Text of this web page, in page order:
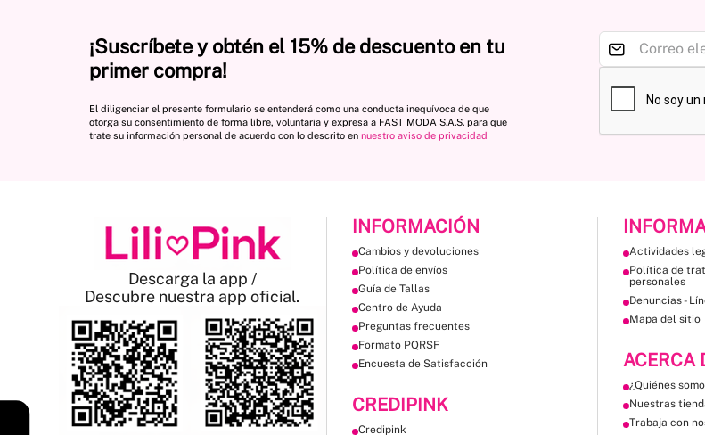
¡Suscríbete y obtén el 15% de descuento en tu
primer compra!
El diligenciar el presente formulario se entenderá como una conducta inequívoca de que
otorga su consentimiento de forma libre, voluntaria y expresa a FAST MODA S.A.S. para que
trate su información personal de acuerdo con lo descrito en nuestro aviso de privacidad
Descarga la app /
Descubre nuestra app oficial.
INFORMACIÓN
Cambios y devoluciones
Política de envíos
Guía de Tallas
Centro de Ayuda
Preguntas frecuentes
Formato PQRSF
Encuesta de Satisfacción
CREDIPINK
Credipink
Actividades
Política de
personales
Denuncias -
Mapa del sitio
ACERCA
¿Quiénes
Nuestras
Trabaja con